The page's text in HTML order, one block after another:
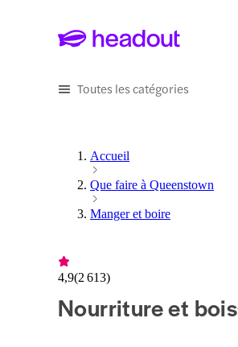
Toutes les catégories
Accueil
Que faire à Queenstown
Manger et boire
4,9(2 613)
Nourriture et